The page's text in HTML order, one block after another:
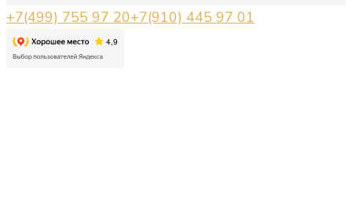
+7(499) 755 97 20+7(910) 445 97 01